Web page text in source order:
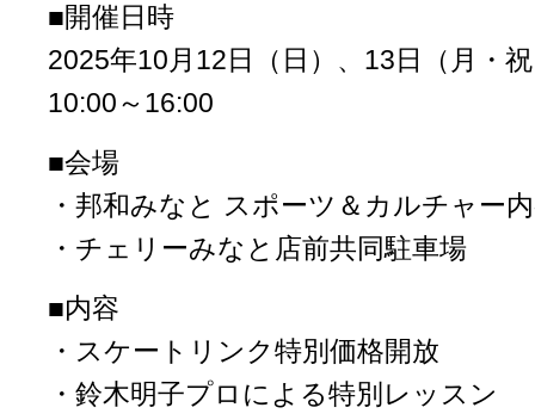
■開催日時
2025年10月12日（日）、13日（月・
10:00～16:00
■会場
・邦和みなと スポーツ＆カルチャー
・チェリーみなと店前共同駐車場
■内容
・スケートリンク特別価格開放
・鈴木明子プロによる特別レッスン